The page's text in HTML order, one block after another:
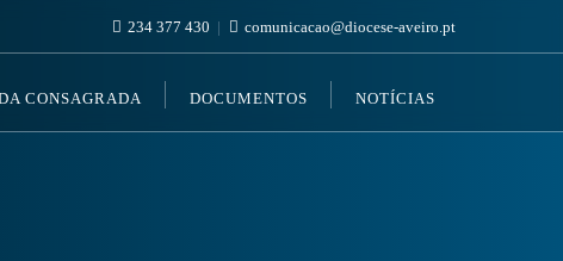
234 377 430 comunicacao@diocese-aveiro.pt
CONSAGRADA DOCUMENTOS NOTÍCIAS